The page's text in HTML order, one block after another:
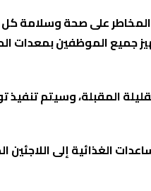
المخاطر على صحة وسلامة
جميع الموظفين
في الأيام القليلة
الغذائية إلى